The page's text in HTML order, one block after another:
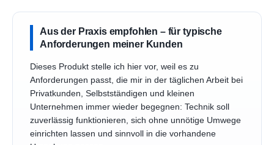
Aus der Praxis empfohlen – für typische
Anforderungen meiner Kunden
Dieses Produkt stelle ich hier vor, weil es zu
Anforderungen passt, die mir in der täglichen Arbeit bei
Privatkunden, Selbstständigen und kleinen
Unternehmen immer wieder begegnen: Technik soll
zuverlässig funktionieren, sich ohne unnötige Umwege
einrichten lassen und sinnvoll in die vorhandene